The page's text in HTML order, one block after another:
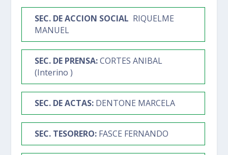
SEC. DE ACCION SOCIAL RIQUELME
MANUEL
SEC. DE PRENSA:CORTES ANIBAL
(Interino )
SEC. DE ACTAS: DENTONE MARCELA
SEC. TESORERO: FASCE FERNANDO